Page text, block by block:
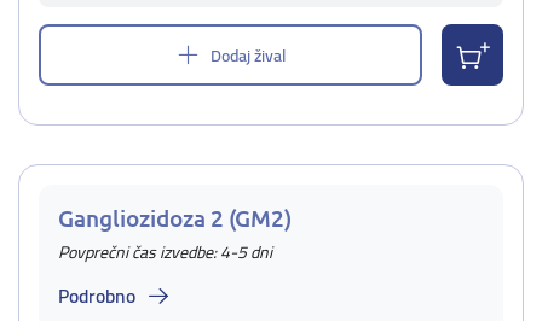
Dodaj žival
Gangliozidoza 2 (GM2)
Povprečni čas izvedbe: 4-5 dni
Podrobno